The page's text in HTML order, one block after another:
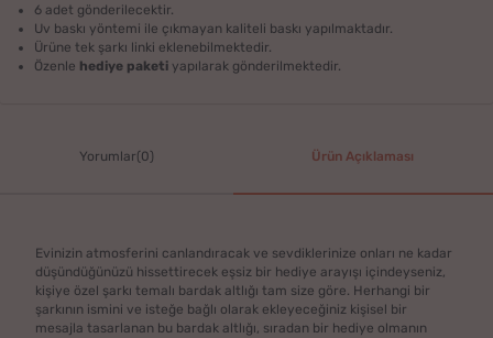
6 adet gönderilecektir.
Uv baskı yöntemi ile çıkmayan kaliteli baskı yapılmaktadır.
Ürüne tek şarkı linki eklenebilmektedir.
Özenle hediye paketi yapılarak gönderilmektedir.
Yorumlar(0) Ürün Açıklaması
Evinizin atmosferini canlandıracak ve sevdiklerinize onları ne kadar
düşündüğünüzü hissettirecek eşsiz bir hediye arayışı içindeyseniz,
kişiye özel şarkı temalı bardak altlığı tam size göre. Herhangi bir
şarkının ismini ve isteğe bağlı olarak ekleyeceğiniz kişisel bir
mesajla tasarlanan bu bardak altlığı, sıradan bir hediye olmanın